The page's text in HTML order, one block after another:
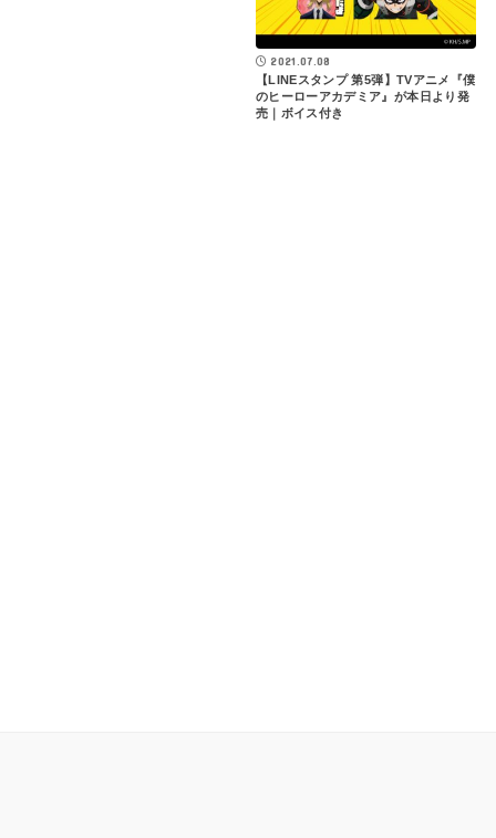
2021.07.08
【LINEスタンプ 第5弾】TVアニメ『僕
のヒーローアカデミア』が本日より発
売｜ボイス付き